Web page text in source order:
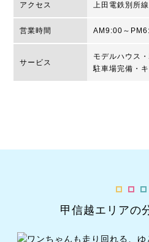
アクセス 上田電鉄別所
営業時間 AM9:00～
サービス
モデルハウス
駐車場完備・
甲信越エリアの